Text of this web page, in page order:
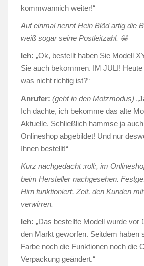
kommwannich weiter!“
Auf einmal nennt Hein Blöd artig die
weiß sogar seine Postleitzahl. 😀
Ich: „Ok, bestellt haben Sie Modell
Sie auch bekommen. IM JULI!
was nicht richtig ist?“
Anrufer: (geht in den Motzmodus)
Ich dachte, ich bekomme das alte
Aktuelle. Schließlich hammse ja
Onlineshop abgebildet! Und nur
Ihnen bestellt!“
Kurz nachgedacht :roll:, im
beim Hersteller nachgesehen.
Hirn funktioniert. Zeit, den Kunden
verwirren.
Ich: „Das bestellte Modell wurde vor
den Markt geworfen. Seitdem haben
Farbe noch die Funktionen noch die
Verpackung geändert.“